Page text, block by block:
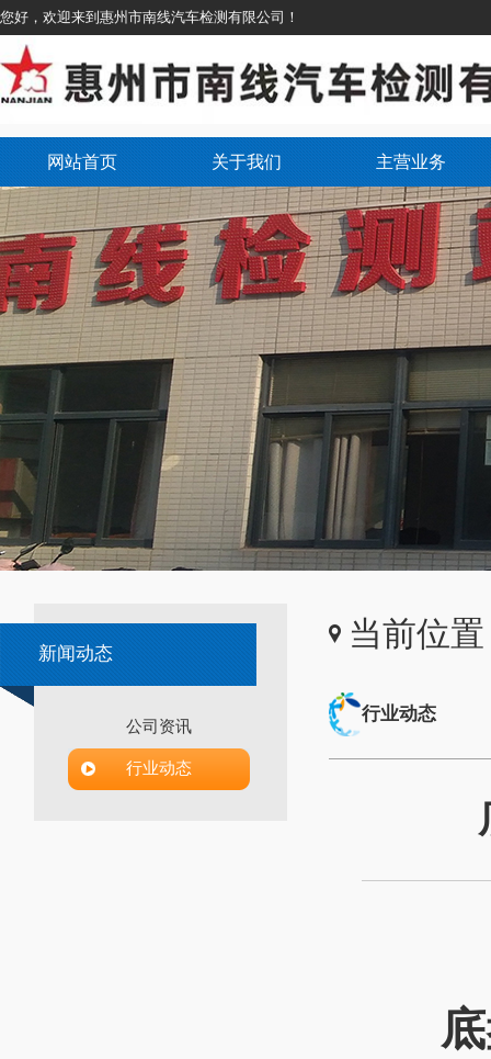
您好，欢迎来到惠州市南线汽车检测有限公司！
网站首页 关于我们 主营业务
新闻动态
公司资讯
行业动态
当前位
行业动态